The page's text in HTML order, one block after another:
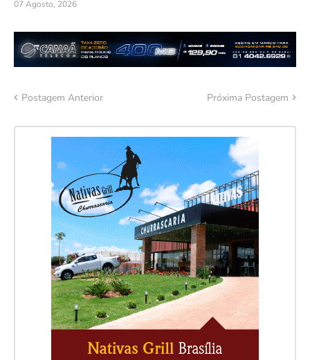
07 Agosto, 2026
Postagem Anterior Próxima Postagem